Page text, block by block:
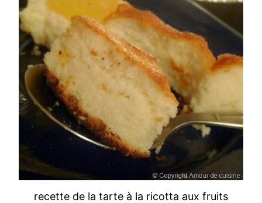
recette de la tarte à la ricotta aux fruits